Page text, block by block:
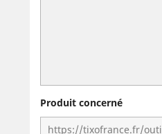
Produit concerné